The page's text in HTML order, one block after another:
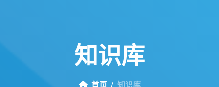
知识库
首页 知识库